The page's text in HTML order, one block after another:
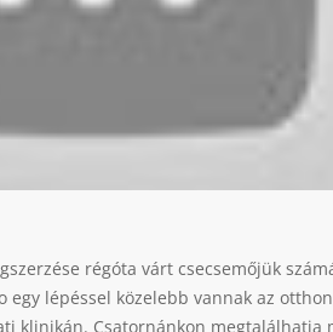
régóta várt csecsemőjük
lépéssel közelebb vannak az
klinikán. Csatornánkon megtalálhatja